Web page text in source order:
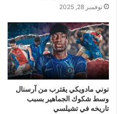
نوفمبر 28, 2025
نوني مادويكي يقترب من آرسنال
وسط شكوك الجماهير بسبب
تاريخه في تشيلسي